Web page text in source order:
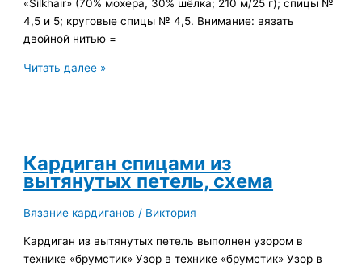
«Silkhair» (70% мохера, 30% шёлка; 210 м/25 г); спицы №
4,5 и 5; круговые спицы № 4,5. Внимание: вязать
двойной нитью =
10
Читать далее »
Кардиган спицами из
вытянутых петель, схема
Вязание кардиганов / Виктория
Кардиган из вытянутых петель выполнен узором в
технике «брумстик» Узор в технике «брумстик» Узор в